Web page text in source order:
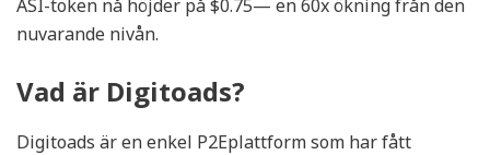
ASI-token nå höjder på $0.75— en 60x ökning från den
nuvarande nivån.
Vad är Digitoads?
Digitoads är en enkel P2Eplattform som har fått